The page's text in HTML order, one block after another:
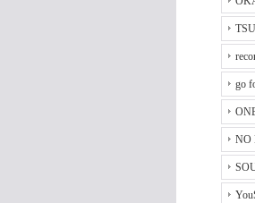
go
NO